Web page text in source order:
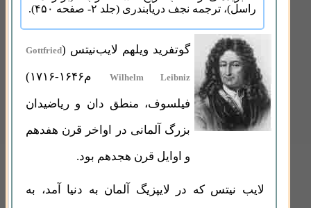
راسل)، ترجمه نجف دریابندری (جلد ۲- صفحه ۴۵۰).
گوتفرید ویلهم لایب‌نیتس (Gottfried
Wilhelm Leibniz م۱۶۴۶-۱۷۱۶)
فیلسوف، منطق دان و ریاضیدان
بزرگ آلمانی در اواخر قرن هفدهم
و اوایل قرن هجدهم بود.
لایب نیتس که در لایپزیگ آلمان به دنیا آمد، به